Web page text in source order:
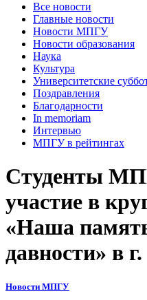
Все новости
Главные новости
Новости МПГУ
Новости образования
Наука
Культура
Университетские
Поздравления
Благодарности
In memoriam
Интервью
МПГУ в рейтингах
Студенты
участие в
«Наша
давности» в
Новости МПГУ